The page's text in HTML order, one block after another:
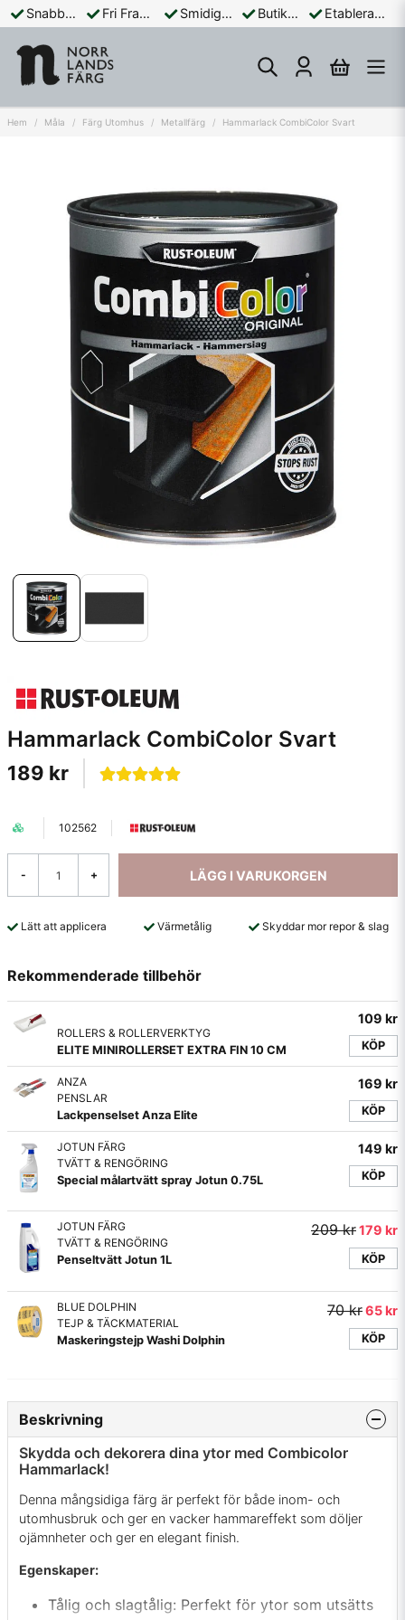
Snabba Leveranser Fri Frakt Över 899:- Smidiga Betalningar Butik och Online Etablerad Sedan 1965
Hem Måla Färg Utomhus Metallfärg Hammarlack CombiColor Svart
Hammarlack CombiColor Svart
189 kr
102562
- + LÄGG I VARUKORGEN
Lätt att applicera Värmetålig Skyddar mor repor & slag
Rekommenderade tillbehör
ROLLERS & ROLLERVERKTYG
ELITE MINIROLLERSET EXTRA FIN 10 CM
109 kr
KÖP
ANZA
PENSLAR
Lackpenselset Anza Elite
169 kr
KÖP
JOTUN FÄRG
TVÄTT & RENGÖRING
Special målartvätt spray Jotun 0.75L
149 kr
KÖP
JOTUN FÄRG
TVÄTT & RENGÖRING
Penseltvätt Jotun 1L
209 kr179 kr
KÖP
BLUE DOLPHIN
TEJP & TÄCKMATERIAL
Maskeringstejp Washi Dolphin
70 kr65 kr
KÖP
Beskrivning
Skydda och dekorera dina ytor med Combicolor
Hammarlack!
Denna mångsidiga färg är perfekt för både inom- och
utomhusbruk och ger en vacker hammareffekt som döljer
ojämnheter och ger en elegant finish.
Egenskaper:
Tålig och slagtålig: Perfekt för ytor som utsätts